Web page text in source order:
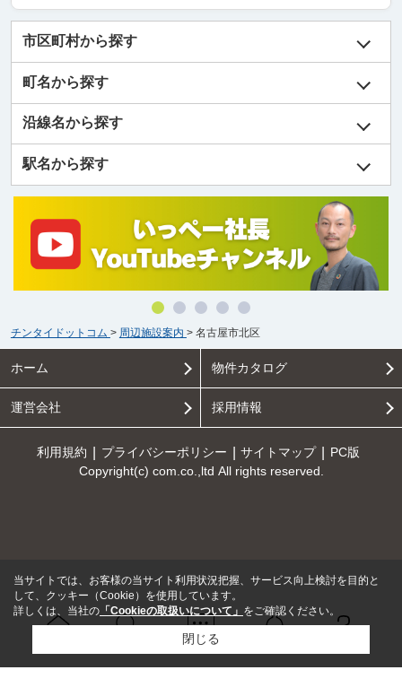
問い合せ
市区町村から探す
町名から探す
沿線名から探す
駅名から探す
チンタイドットコム > 周辺施設案内 > 名古屋市北区
ホーム 物件カタログ
運営会社 採用情報
利用規約 プライバシーポリシー サイトマップ
PC版
Copyright(c) com.co.,ltd All rights reserved.
当サイトでは、お客様の当サイト利用状況把握、サービス向上検討を目的と
して、クッキー（Cookie）を使用しています。
詳しくは、当社の 「Cookieの取扱いについて」 をご確認ください。
閉じる